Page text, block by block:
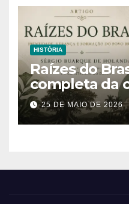
HISTÓRIA
Raízes do
completa da
Buarque de
importância
formação do
25 DE MAIO DE 2026